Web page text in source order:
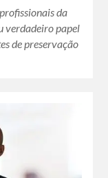
da
verdadeiro papel
de preservação